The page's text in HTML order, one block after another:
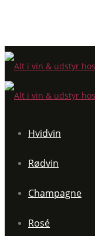
Hvidvin
Rødvin
Champagne
Rosé